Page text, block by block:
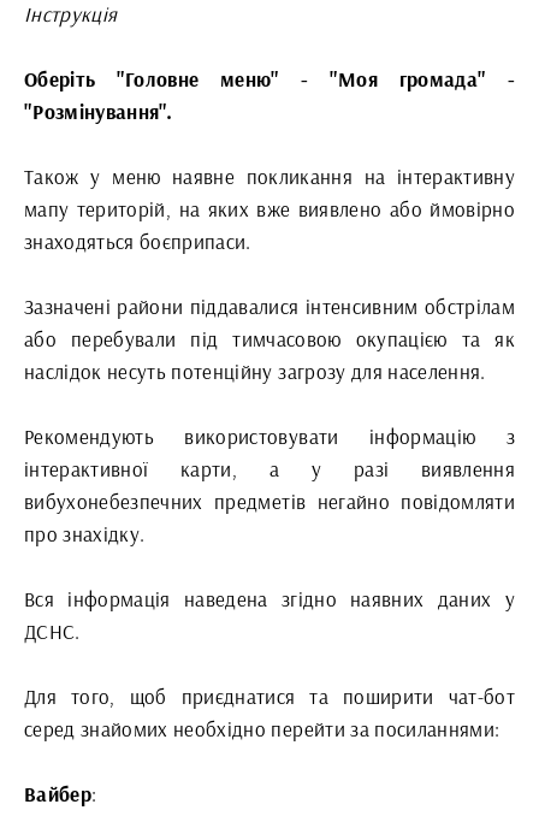
Інструкція
Оберіть "Головне меню" - "Моя громада" -
"Розмінування".
Також у меню наявне покликання на інтерактивну
мапу територій, на яких вже виявлено або ймовірно
знаходяться боєприпаси.
Зазначені райони піддавалися інтенсивним обстрілам
або перебували під тимчасовою окупацією та як
наслідок несуть потенційну загрозу для населення.
Рекомендують використовувати інформацію з
інтерактивної карти, а у разі виявлення
вибухонебезпечних предметів негайно повідомляти
про знахідку.
Вся інформація наведена згідно наявних даних у
ДСНС.
Для того, щоб приєднатися та поширити чат-бот
серед знайомих необхідно перейти за посиланнями:
Вайбер: